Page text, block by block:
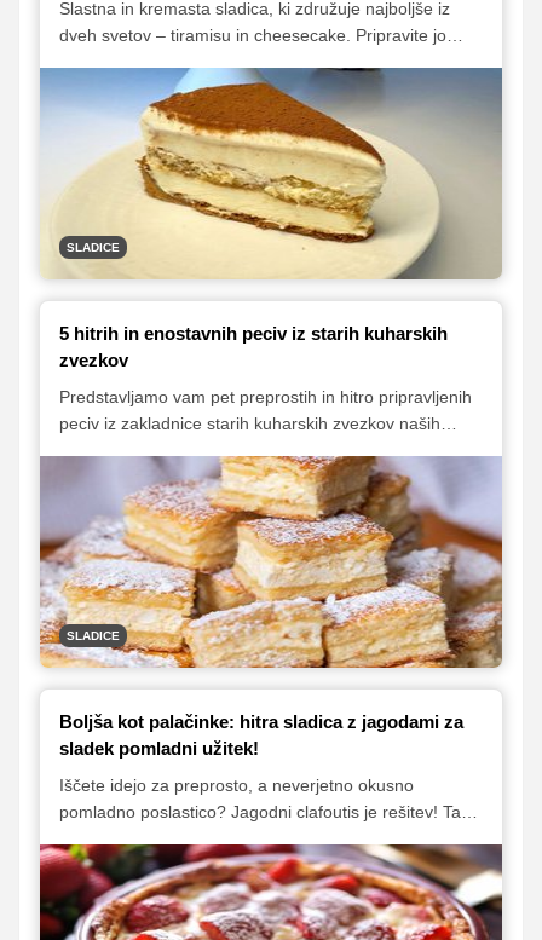
Slastna in kremasta sladica, ki združuje najboljše iz
dveh svetov – tiramisu in cheesecake. Pripravite jo
izbira za posebne priložnosti ali sladkanje ob kavi.
SLADICE
5 hitrih in enostavnih peciv iz starih kuharskih
zvezkov
Predstavljamo vam pet preprostih in hitro pripravljenih
peciv iz zakladnice starih kuharskih zvezkov naših
sestavine, brez zapletenih postopkov in z veliko
domačega okusa. Od rahlih biskvitov do drobljivih
krhkih rezin – ta peciva so popolna za vsakdanji
posladek, saj združujejo nostalgične okuse in preprosto
pripravo.
SLADICE
Boljša kot palačinke: hitra sladica z jagodami za
sladek pomladni užitek!
Iščete idejo za preprosto, a neverjetno okusno
pomladno poslastico? Jagodni clafoutis je rešitev! Ta
topi v ustih. Preizkusite ta lahek recept ter navdušite
sebe in svoje najbližje!